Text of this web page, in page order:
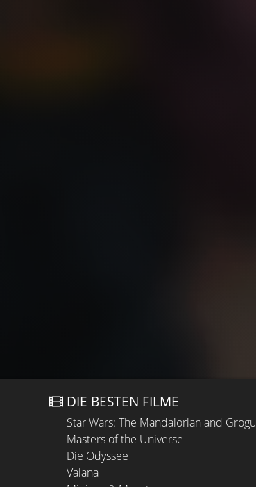
DIE BESTEN FILME
Star Wars: The Mandalorian and Grogu
Masters of the Universe
Die Odyssee
Vaiana